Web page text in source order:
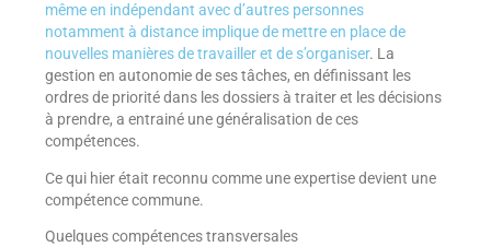
même en indépendant avec d’autres personnes
notamment à distance implique de mettre en place de
nouvelles manières de travailler et de s’organiser. La
gestion en autonomie de ses tâches, en définissant les
ordres de priorité dans les dossiers à traiter et les décisions
à prendre, a entrainé une généralisation de ces
compétences.
Ce qui hier était reconnu comme une expertise devient une
compétence commune.
Quelques compétences transversales